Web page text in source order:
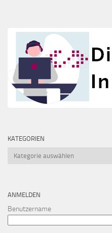
KATEGORIEN
Kategorien
ANMELDEN
Benutzername